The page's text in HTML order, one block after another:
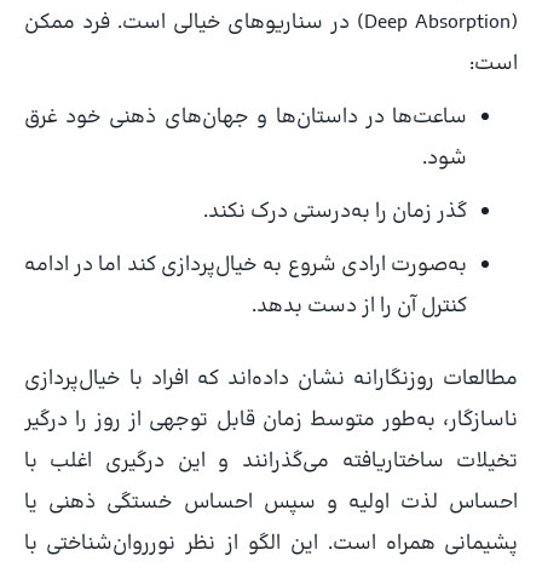
(Deep Absorption) در سناریوهای خیالی است. فرد ممکن
است:
ساعت‌ها در داستان‌ها و جهان‌های ذهنی خود غرق
شود.
گذر زمان را به‌درستی درک نکند.
به‌صورت ارادی شروع به خیال‌پردازی کند اما در ادامه
کنترل آن را از دست بدهد.
مطالعات روزنگارانه نشان داده‌اند که افراد با خیال‌پردازی
ناسازگار، به‌طور متوسط زمان قابل توجهی از روز را درگیر
تخیلات ساختاریافته می‌گذرانند و این درگیری اغلب با
احساس لذت اولیه و سپس احساس خستگی ذهنی یا
پشیمانی همراه است. این الگو از نظر نورروان‌شناختی با